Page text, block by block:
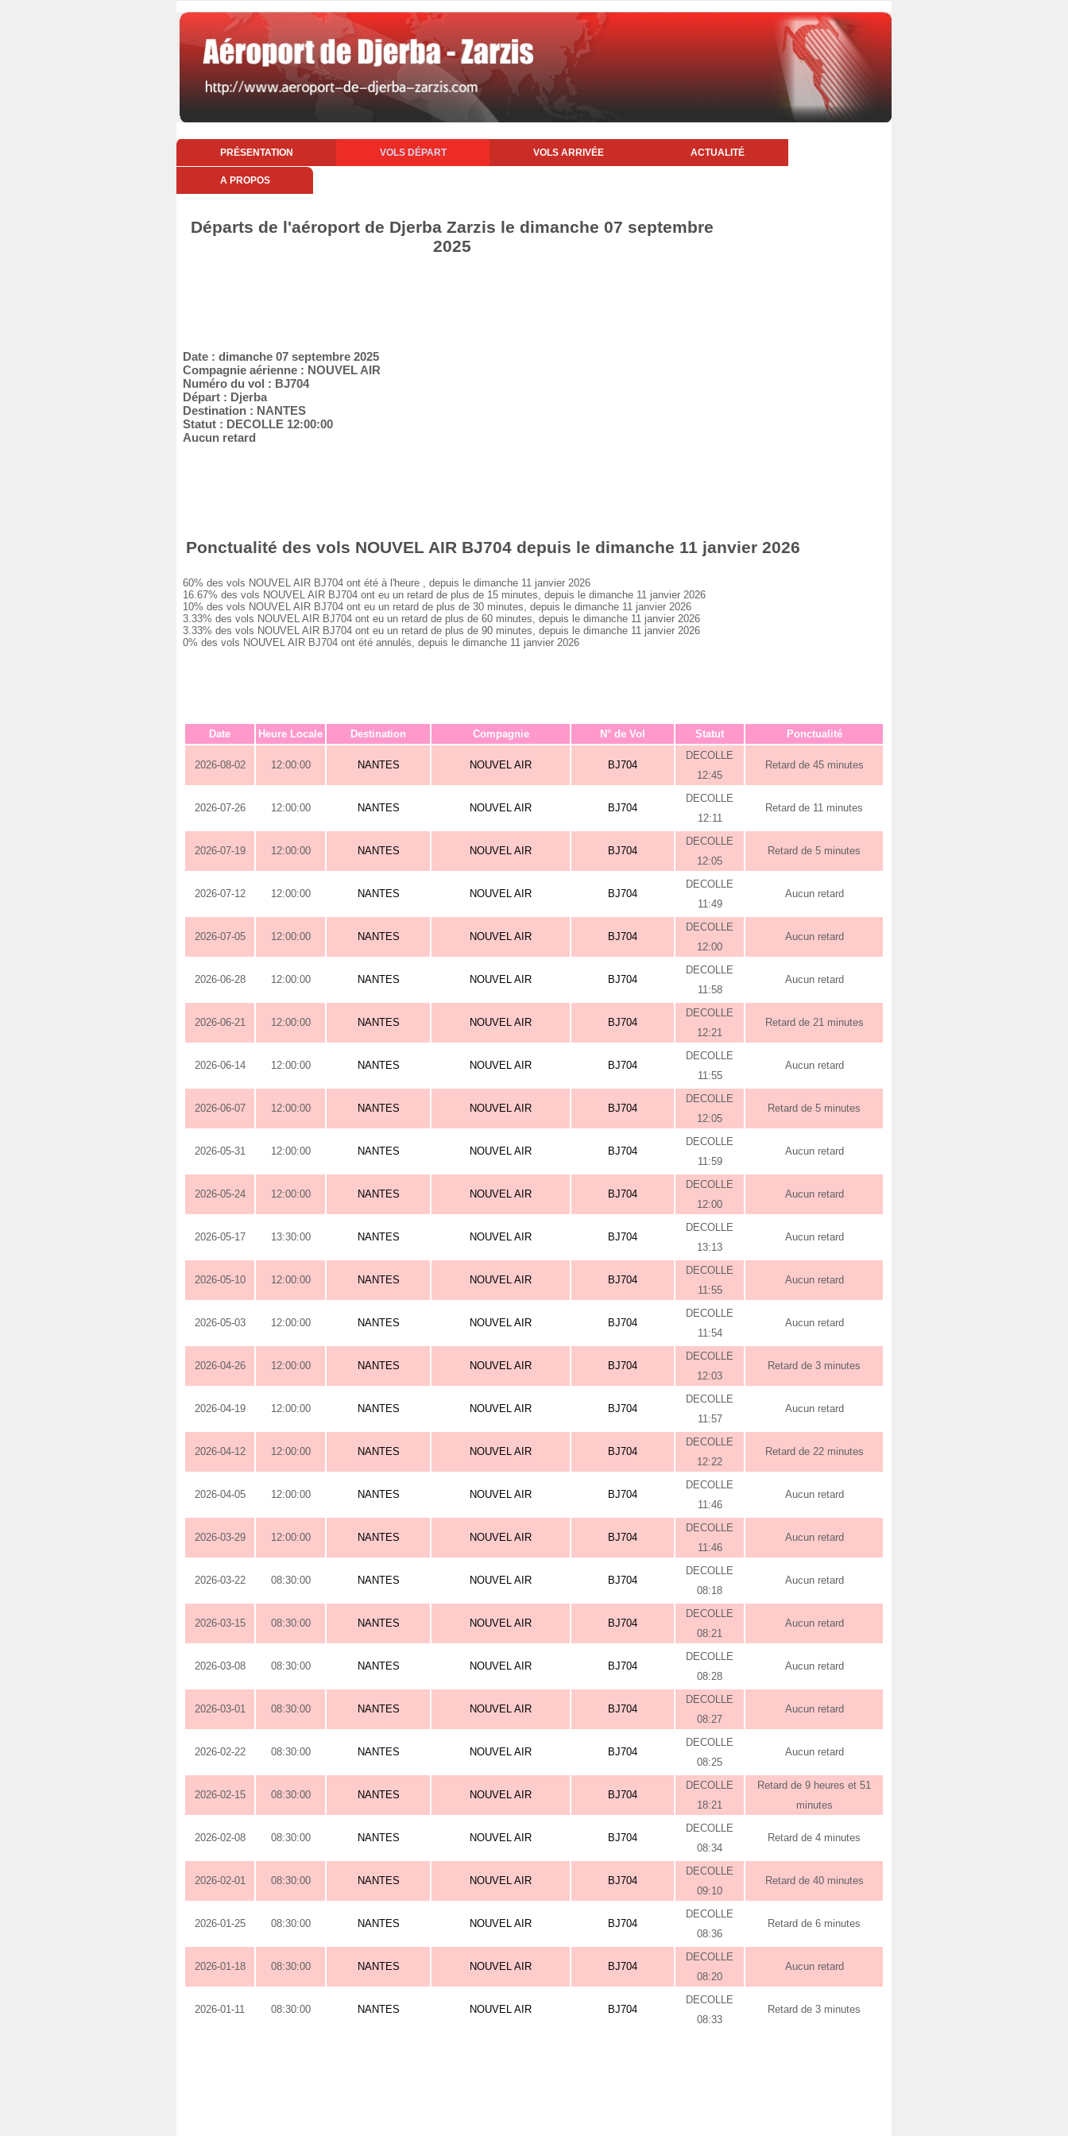
PRÉSENTATION VOLS DÉPART VOLS ARRIVÉE ACTUALITÉ
A PROPOS
Départs de l'aéroport de Djerba Zarzis le dimanche 07 septembre
2025
Date : dimanche 07 septembre 2025
Compagnie aérienne : NOUVEL AIR
Numéro du vol : BJ704
Départ : Djerba
Destination : NANTES
Statut : DECOLLE 12:00:00
Aucun retard
Ponctualité des vols NOUVEL AIR BJ704 depuis le dimanche 11 janvier 2026
60% des vols NOUVEL AIR BJ704 ont été à l'heure , depuis le dimanche 11 janvier 2026
16.67% des vols NOUVEL AIR BJ704 ont eu un retard de plus de 15 minutes, depuis le dimanche 11 janvier 2026
10% des vols NOUVEL AIR BJ704 ont eu un retard de plus de 30 minutes, depuis le dimanche 11 janvier 2026
3.33% des vols NOUVEL AIR BJ704 ont eu un retard de plus de 60 minutes, depuis le dimanche 11 janvier 2026
3.33% des vols NOUVEL AIR BJ704 ont eu un retard de plus de 90 minutes, depuis le dimanche 11 janvier 2026
0% des vols NOUVEL AIR BJ704 ont été annulés, depuis le dimanche 11 janvier 2026
Date Heure Locale Destination Compagnie N° de Vol Statut Ponctualité
2026-08-02 12:00:00 NANTES NOUVEL AIR BJ704
DECOLLE
12:45
Retard de 45 minutes
2026-07-26 12:00:00 NANTES NOUVEL AIR BJ704
DECOLLE
12:11
Retard de 11 minutes
2026-07-19 12:00:00 NANTES NOUVEL AIR BJ704
DECOLLE
12:05
Retard de 5 minutes
2026-07-12 12:00:00 NANTES NOUVEL AIR BJ704
DECOLLE
11:49
Aucun retard
2026-07-05 12:00:00 NANTES NOUVEL AIR BJ704
DECOLLE
12:00
Aucun retard
2026-06-28 12:00:00 NANTES NOUVEL AIR BJ704
DECOLLE
11:58
Aucun retard
2026-06-21 12:00:00 NANTES NOUVEL AIR BJ704
DECOLLE
12:21
Retard de 21 minutes
2026-06-14 12:00:00 NANTES NOUVEL AIR BJ704
DECOLLE
11:55
Aucun retard
2026-06-07 12:00:00 NANTES NOUVEL AIR BJ704
DECOLLE
12:05
Retard de 5 minutes
2026-05-31 12:00:00 NANTES NOUVEL AIR BJ704
DECOLLE
11:59
Aucun retard
2026-05-24 12:00:00 NANTES NOUVEL AIR BJ704
DECOLLE
12:00
Aucun retard
2026-05-17 13:30:00 NANTES NOUVEL AIR BJ704
DECOLLE
13:13
Aucun retard
2026-05-10 12:00:00 NANTES NOUVEL AIR BJ704
DECOLLE
11:55
Aucun retard
2026-05-03 12:00:00 NANTES NOUVEL AIR BJ704
DECOLLE
11:54
Aucun retard
2026-04-26 12:00:00 NANTES NOUVEL AIR BJ704
DECOLLE
12:03
Retard de 3 minutes
2026-04-19 12:00:00 NANTES NOUVEL AIR BJ704
DECOLLE
11:57
Aucun retard
2026-04-12 12:00:00 NANTES NOUVEL AIR BJ704
DECOLLE
12:22
Retard de 22 minutes
2026-04-05 12:00:00 NANTES NOUVEL AIR BJ704
DECOLLE
11:46
Aucun retard
2026-03-29 12:00:00 NANTES NOUVEL AIR BJ704
DECOLLE
11:46
Aucun retard
2026-03-22 08:30:00 NANTES NOUVEL AIR BJ704
DECOLLE
08:18
Aucun retard
2026-03-15 08:30:00 NANTES NOUVEL AIR BJ704
DECOLLE
08:21
Aucun retard
2026-03-08 08:30:00 NANTES NOUVEL AIR BJ704
DECOLLE
08:28
Aucun retard
2026-03-01 08:30:00 NANTES NOUVEL AIR BJ704
DECOLLE
08:27
Aucun retard
2026-02-22 08:30:00 NANTES NOUVEL AIR BJ704
DECOLLE
08:25
Aucun retard
2026-02-15 08:30:00 NANTES NOUVEL AIR BJ704
DECOLLE
18:21
Retard de 9 heures et 51
minutes
2026-02-08 08:30:00 NANTES NOUVEL AIR BJ704
DECOLLE
08:34
Retard de 4 minutes
2026-02-01 08:30:00 NANTES NOUVEL AIR BJ704
DECOLLE
09:10
Retard de 40 minutes
2026-01-25 08:30:00 NANTES NOUVEL AIR BJ704
DECOLLE
08:36
Retard de 6 minutes
2026-01-18 08:30:00 NANTES NOUVEL AIR BJ704
DECOLLE
08:20
Aucun retard
2026-01-11 08:30:00 NANTES NOUVEL AIR BJ704
DECOLLE
08:33
Retard de 3 minutes